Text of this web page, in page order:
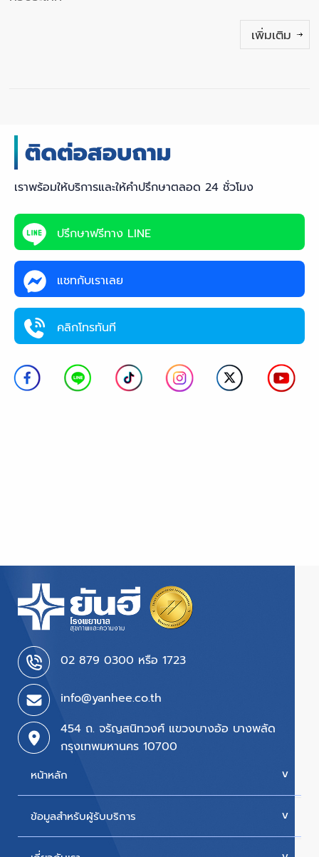
เพิ่มเติม
เราพร้อมให้บริการและให้คำปรึกษาตลอด 24 ชั่วโมง
ปรึกษาฟรีทาง LINE
แชทกับเราเลย
คลิกโทรทันที
02 879 0300 หรือ 1723
info@yanhee.co.th
454 ถ. จรัญสนิทวงศ์ แขวงบางอ้อ บางพลัด
กรุงเทพมหานคร 10700
หน้าหลัก
บริการของเรา
ข้อมูลสำหรับผู้รับบริการ